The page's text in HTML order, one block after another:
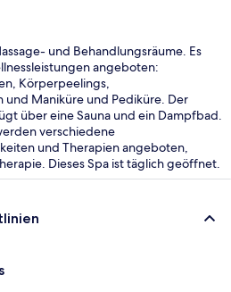
und Behandlungsräume. Es
angeboten:
Körperpeelings,
Maniküre und Pediküre. Der
über eine Sauna und ein Dampfbad.
verschiedene
und Therapien angeboten,
Dieses Spa ist täglich geöffnet.